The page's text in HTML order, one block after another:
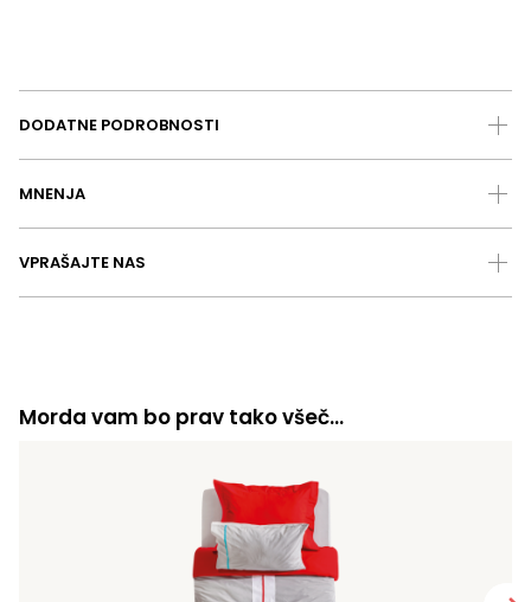
DODATNE PODROBNOSTI
MNENJA
VPRAŠAJTE NAS
Morda vam bo prav tako všeč…